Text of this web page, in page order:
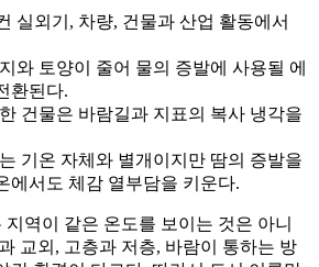
실외기, 차량, 건물과 산업 활동에서
와 토양이 줄어 물의 증발에 사용될 에
환된다.
건물은 바람길과 지표의 복사 냉각을
기온 자체와 별개이지만 땀의 증발을
에서도 체감 열부담을 키운다.
역이 같은 온도를 보이는 것은 아니
교외, 고층과 저층, 바람이 통하는 방